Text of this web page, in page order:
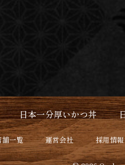
日本一分厚いかつ丼
舗一覧 運営会社 採用情報